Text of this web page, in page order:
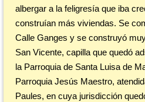
albergar a la feligresía que iba
construían más viviendas. Se
Calle Ganges y se construyó
San Vicente, capilla que quedó
la Parroquia de Santa Luisa de
Parroquia Jesús Maestro,
Paules, en cuya jurisdicción